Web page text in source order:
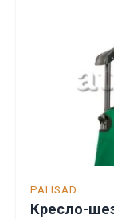
PALISAD
Кресло-